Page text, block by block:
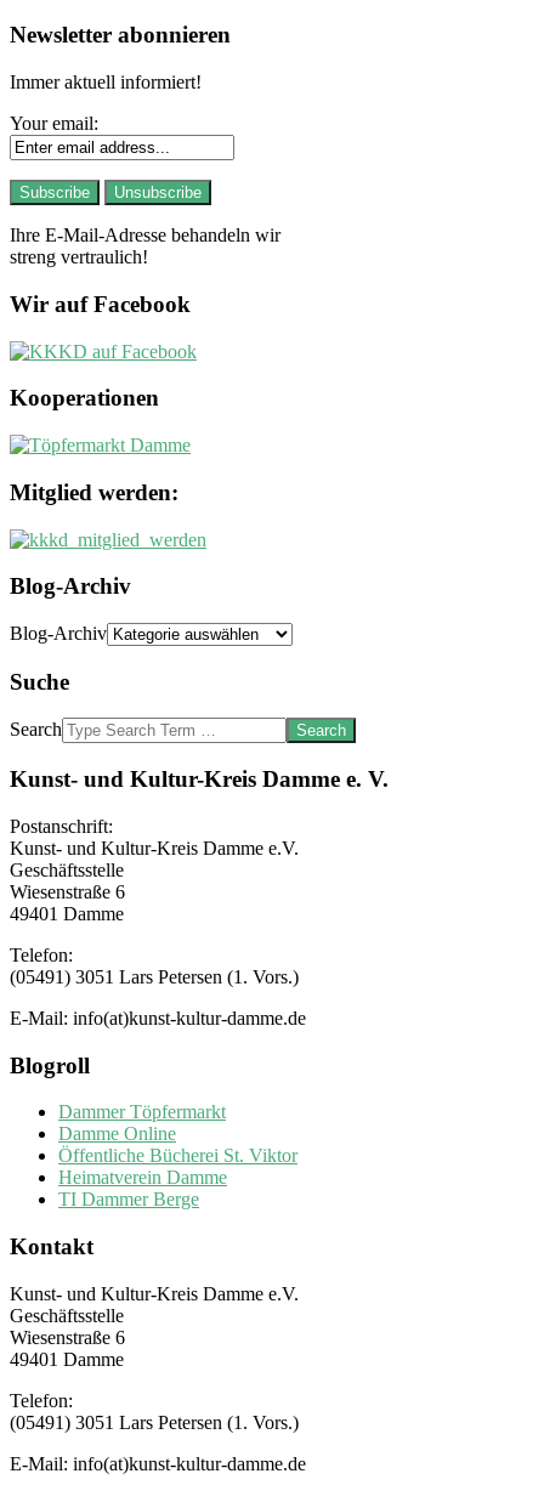
Newsletter abonnieren
Immer aktuell informiert!
Your email:
Ihre E-Mail-Adresse behandeln wir
streng vertraulich!
Wir auf Facebook
Kooperationen
Mitglied werden:
Blog-Archiv
Blog-Archiv
Suche
Search
Kunst- und Kultur-Kreis Damme e. V.
Postanschrift:
Kunst- und Kultur-Kreis Damme e.V.
Geschäftsstelle
Wiesenstraße 6
49401 Damme
Telefon:
(05491) 3051 Lars Petersen (1. Vors.)
E-Mail: info(at)kunst-kultur-damme.de
Blogroll
Dammer Töpfermarkt
Damme Online
Öffentliche Bücherei St. Viktor
Heimatverein Damme
TI Dammer Berge
Kontakt
Kunst- und Kultur-Kreis Damme e.V.
Geschäftsstelle
Wiesenstraße 6
49401 Damme
Telefon:
(05491) 3051 Lars Petersen (1. Vors.)
E-Mail: info(at)kunst-kultur-damme.de